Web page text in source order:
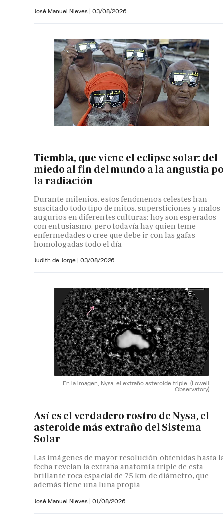
José Manuel Nieves | 03/08/2026
Tiembla, que viene el eclipse solar: del
miedo al fin del mundo a la angustia
la radiación
Durante milenios, estos fenómenos celestes han
suscitado todo tipo de mitos, supersticiones y malos
augurios en diferentes culturas; hoy son esperados
con entusiasmo, pero todavía hay quien teme
enfermedades o cree que debe ir con las gafas
homologadas todo el día
Judith de Jorge | 03/08/2026
En la imagen, Nysa, el extraño asteroide triple. (Lowell
Observatory)
Así es el verdadero rostro de Nysa, el
asteroide más extraño del Sistema
Solar
Las imágenes de mayor resolución obtenidas hasta
fecha revelan la extraña anatomía triple de esta
brillante roca espacial de 75 km de diámetro, que
además tiene una luna propia
José Manuel Nieves | 01/08/2026